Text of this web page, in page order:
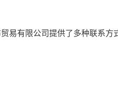
易有限公司提供了多种联系方